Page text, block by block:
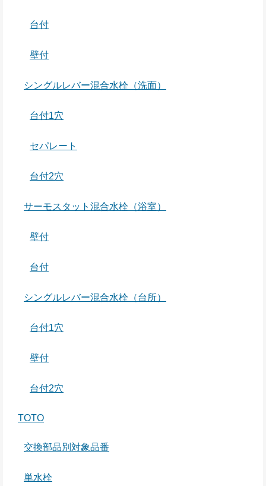
台付
壁付
シングルレバー混合水栓（洗面）
台付1穴
セパレート
台付2穴
サーモスタット混合水栓（浴室）
壁付
台付
シングルレバー混合水栓（台所）
台付1穴
壁付
台付2穴
TOTO
交換部品別対象品番
単水栓